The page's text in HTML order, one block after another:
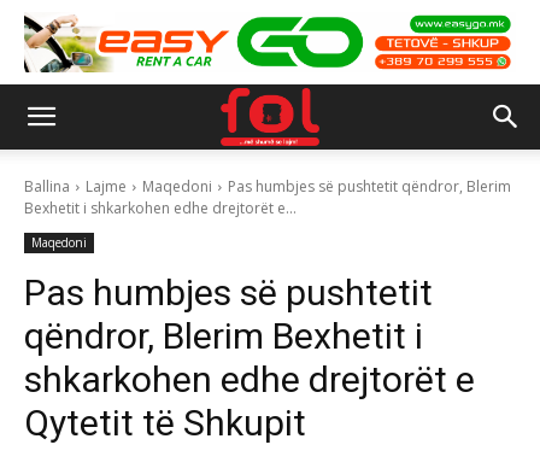
Ballina Lajme Maqedoni
Pas humbjes së pushtetit qëndror, Blerim
Bexhetit i shkarkohen edhe drejtorët e...
Maqedoni
Pas humbjes së pushtetit
qëndror, Blerim Bexhetit i
shkarkohen edhe drejtorët e
Qytetit të Shkupit